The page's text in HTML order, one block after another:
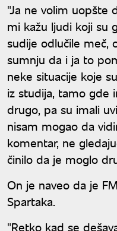
"Ja ne volim uopšte
mi kažu ljudi koji su
sudije odlučile meč,
sumnju da i ja to
neke situacije koje
iz studija, tamo gde
drugo, pa su imali
nisam mogao da
komentar, ne
činilo da je moglo
On je naveo da je
Spartaka.
"Retko kad se